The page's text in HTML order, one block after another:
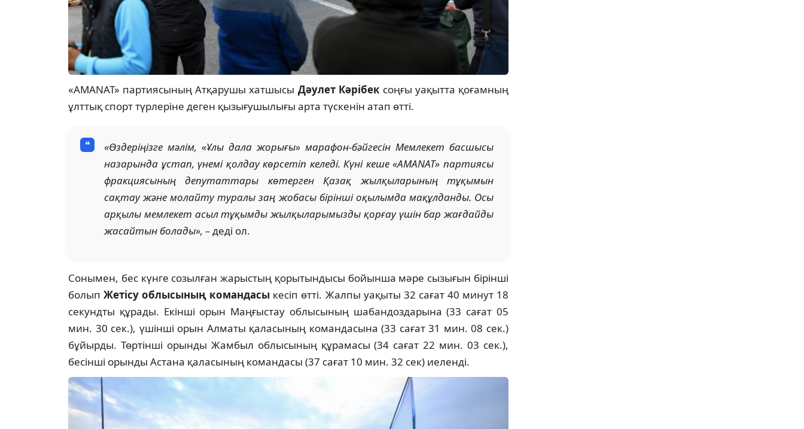
«AMANAT» партиясының Атқарушы хатшысы Дәулет Кәрібек соңғы уақытта қоғамның
ұлттық спорт түрлеріне деген қызығушылығы арта түскенін атап өтті.
«Өздеріңізге мәлім, «Ұлы дала жорығы» марафон-бәйгеcін Мемлекет басшысы
назарында ұстап, үнемі қолдау көрсетіп келеді. Күні кеше «AMANAT» партиясы
фракциясының депутаттары көтерген Қазақ жылқыларының тұқымын
сақтау және молайту туралы заң жобасы бірінші оқылымда мақұлданды. Осы
арқылы мемлекет асыл тұқымды жылқыларымызды қорғау үшін бар жағдайды
жасайтын болады», –деді ол.
Сонымен, бес күнге созылған жарыстың қорытындысы бойынша мәре сызығын бірінші
болыпЖетісу облысының командасы кесіп өтті. Жалпы уақыты 32 сағат 40 минут 18
секундты құрады. Екінші орын Маңғыстау облысының шабандоздарына (33 сағат 05
мин. 30 сек.), үшінші орын Алматы қаласының командасына (33 сағат 31 мин. 08 сек.)
бұйырды. Төртінші орынды Жамбыл облысының құрамасы (34 сағат 22 мин. 03 сек.),
бесінші орынды Астана қаласының командасы (37 сағат 10 мин. 32 сек) иеленді.